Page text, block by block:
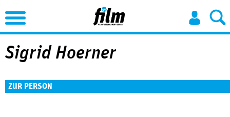
Jump to Navigation
Sigrid Hoerner
ZUR PERSON